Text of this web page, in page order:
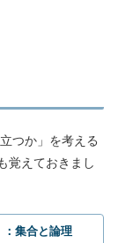
つか」を考える
覚えておきまし
：集合と論理